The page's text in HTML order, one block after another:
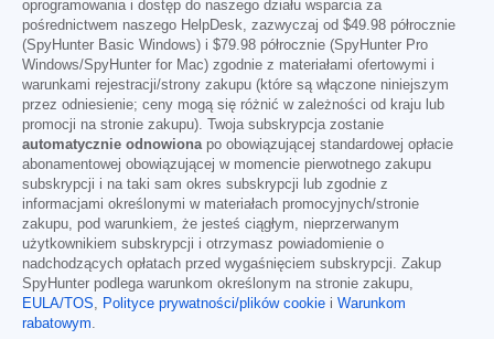
oprogramowania i dostęp do naszego działu wsparcia za
pośrednictwem naszego HelpDesk, zazwyczaj od $49.98 półrocznie
(SpyHunter Basic Windows) i $79.98 półrocznie (SpyHunter Pro
Windows/SpyHunter for Mac) zgodnie z materiałami ofertowymi i
warunkami rejestracji/strony zakupu (które są włączone niniejszym
przez odniesienie; ceny mogą się różnić w zależności od kraju lub
promocji na stronie zakupu). Twoja subskrypcja zostanie
automatycznie odnowiona po obowiązującej standardowej opłacie
abonamentowej obowiązującej w momencie pierwotnego zakupu
subskrypcji i na taki sam okres subskrypcji lub zgodnie z
informacjami określonymi w materiałach promocyjnych/stronie
zakupu, pod warunkiem, że jesteś ciągłym, nieprzerwanym
użytkownikiem subskrypcji i otrzymasz powiadomienie o
nadchodzących opłatach przed wygaśnięciem subskrypcji. Zakup
SpyHunter podlega warunkom określonym na stronie zakupu,
EULA/TOS
Polityce prywatności/plików cookie i Warunkom
rabatowym